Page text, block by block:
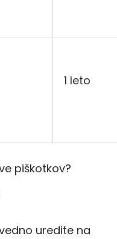
1 leto
piškotkov?
uredite na